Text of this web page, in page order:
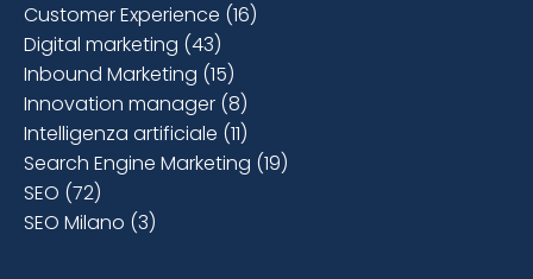
Customer Experience (16)
Digital marketing (43)
Inbound Marketing (15)
Innovation manager (8)
Intelligenza artificiale (11)
Search Engine Marketing (19)
SEO (72)
SEO Milano (3)